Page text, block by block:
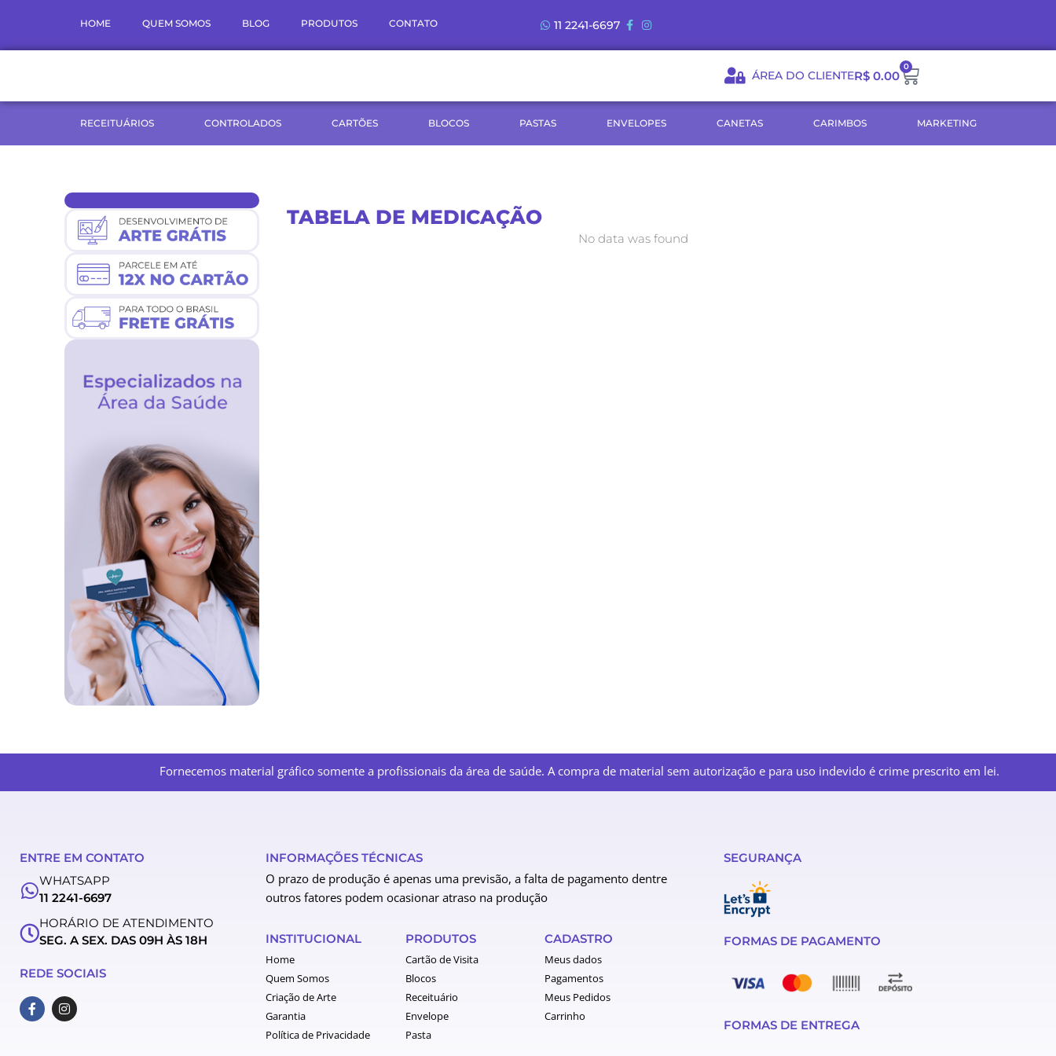
o
HOME QUEM SOMOS BLOG PRODUTOS CONTATO 11 2241-6697
ÁREA DO CLIENTER$ 0.00
0
Carrinho
RECEITUÁRIOS CONTROLADOS CARTÕES BLOCOS PASTAS ENVELOPES CANETAS CARIMBOS MARKETING
TABELA DE MEDICAÇÃO
No data was found
Fornecemos material gráfico somente a profissionais da área de saúde. A compra de material sem autorização e para uso indevido é crime prescrito em lei.
ENTRE EM CONTATO
WHATSAPP
11 2241-6697
HORÁRIO DE ATENDIMENTO
SEG. A SEX. DAS 09H ÀS 18H
REDE SOCIAIS
F
a
c
I
n
s
INFORMAÇÕES TÉCNICAS
O prazo de produção é apenas uma previsão, a falta de pagamento dentre
outros fatores podem ocasionar atraso na produção
INSTITUCIONAL
Home
Quem Somos
Criação de Arte
Garantia
Política de Privacidade
PRODUTOS
Cartão de Visita
Blocos
Receituário
Envelope
Pasta
CADASTRO
Meus dados
Pagamentos
Meus Pedidos
Carrinho
SEGURANÇA
FORMAS DE PAGAMENTO
FORMAS DE ENTREGA